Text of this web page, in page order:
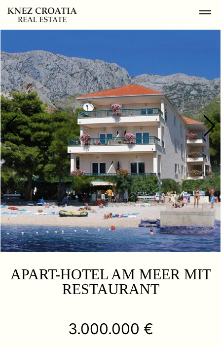
APART-HOTEL AM MEER MIT
RESTAURANT
3.000.000 €